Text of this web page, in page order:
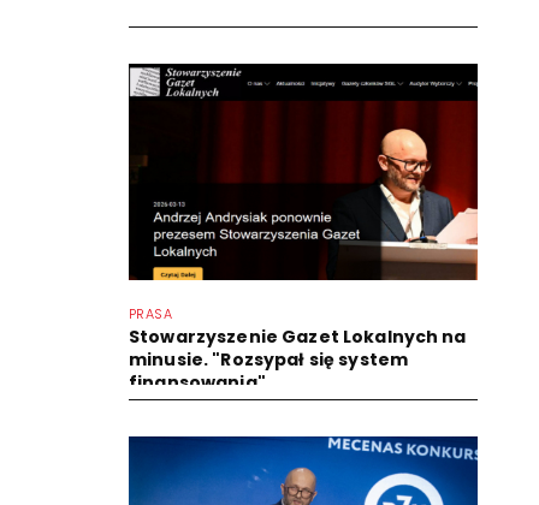
PRASA
Stowarzyszenie Gazet Lokalnych na
minusie. "Rozsypał się system
finansowania"